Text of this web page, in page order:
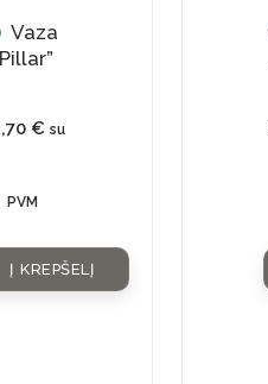
Vaza
€ su
PVM
Į KREPŠELĮ